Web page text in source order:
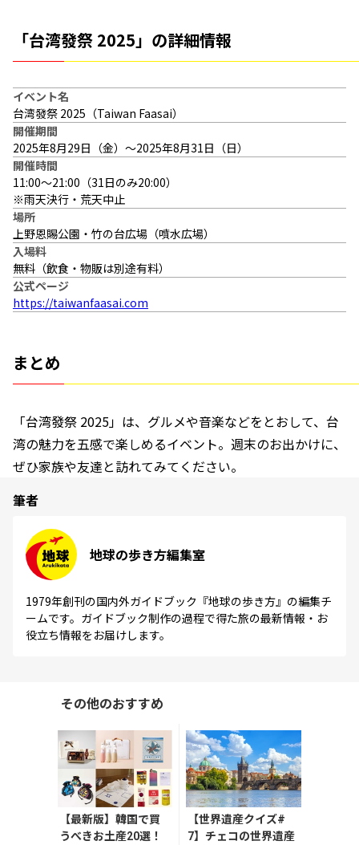
「台湾發祭 2025」の詳細情報
イベント名
台湾發祭 2025（Taiwan Faasai）
開催期間
2025年8月29日（金）～2025年8月31日（日）
開催時間
11:00～21:00（31日のみ20:00）
※雨天決行・荒天中止
場所
上野恩賜公園・竹の台広場（噴水広場）
入場料
無料（飲食・物販は別途有料）
公式ページ
https://taiwanfaasai.com
まとめ
「台湾發祭 2025」は、グルメや音楽などをとおして、台
湾の魅力を五感で楽しめるイベント。週末のお出かけに、
ぜひ家族や友達と訪れてみてください。
筆者
地球の歩き方編集室
1979年創刊の国内外ガイドブック『地球の歩き方』の編集チ
ームです。ガイドブック制作の過程で得た旅の最新情報・お
役立ち情報をお届けします。
その他のおすすめ
【最新版】韓国で買
うべきお土産20選！
【世界遺産クイズ#
7】チェコの世界遺産